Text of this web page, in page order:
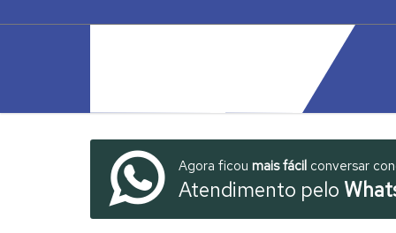
Agora ficou mais fácil conversar
Atendimento pelo